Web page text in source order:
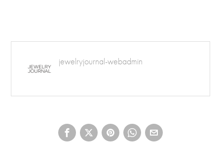
jewelryjournal-webadmin